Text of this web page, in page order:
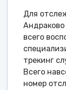
Для
Андраково
всего
трекинг
Всего
номер